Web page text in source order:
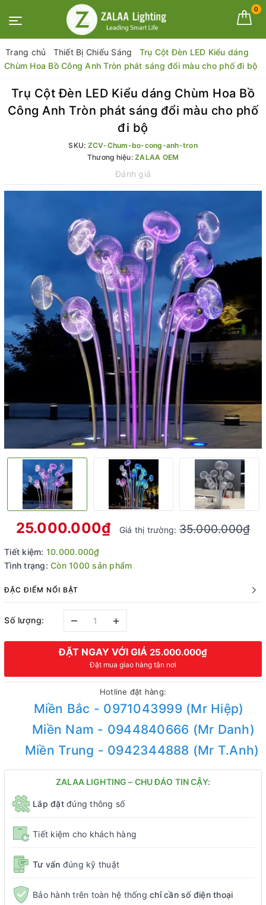
0
Trang chủ Thiết Bị Chiếu Sáng
Trụ Cột Đèn LED Kiểu dáng
Chùm Hoa Bồ Công Anh Tròn phát sáng đổi màu cho phố đi bộ
Trụ Cột Đèn LED Kiểu dáng Chùm Hoa Bồ
Công Anh Tròn phát sáng đổi màu cho phố
đi bộ
SKU: ZCV-Chum-bo-cong-anh-tron
Thương hiệu: ZALAA OEM
Đánh giá
25.000.000₫ Giá thị trường:35.000.000₫
Tiết kiệm: 10.000.000₫
Tình trạng: Còn 1000 sản phẩm
ĐẶC ĐIỂM NỔI BẬT
Số lượng: – +
ĐẶT NGAY VỚI GIÁ 25.000.000₫
Đặt mua giao hàng tận nơi
Hotline đặt hàng:
Miền Bắc - 0971043999 (Mr Hiệp)
Miền Nam - 0944840666 (Mr Danh)
Miền Trung - 0942344888 (Mr T.Anh)
ZALAA LIGHTING – CHU ĐÁO TIN CẬY:
Lắp đặtđúng thông số
Tiết kiệm cho khách hàng
Tư vấn đúng kỹ thuật
Bảo hành trên toàn hệ thống chỉ cần số điện thoại